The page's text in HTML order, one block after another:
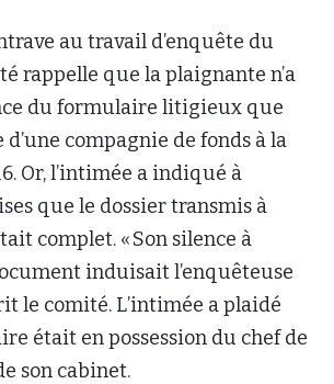
au travail d’enquête du
rappelle que la plaignante n’a
du formulaire litigieux que
d’une compagnie de fonds à la
Or, l’intimée a indiqué à
que le dossier transmis à
complet. « Son silence à
induisait l’enquêteuse
le comité. L’intimée a plaidé
était en possession du chef de
son cabinet.